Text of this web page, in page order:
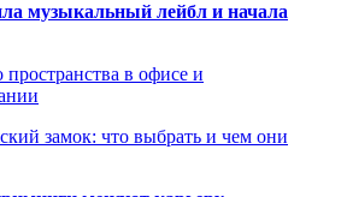
музыкальный лейбл и начала
в офисе и
замок: что выбрать и чем они